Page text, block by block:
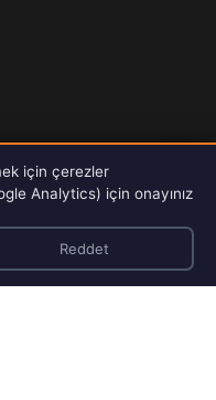
için çerezler
Analytics) için onayınız
Reddet